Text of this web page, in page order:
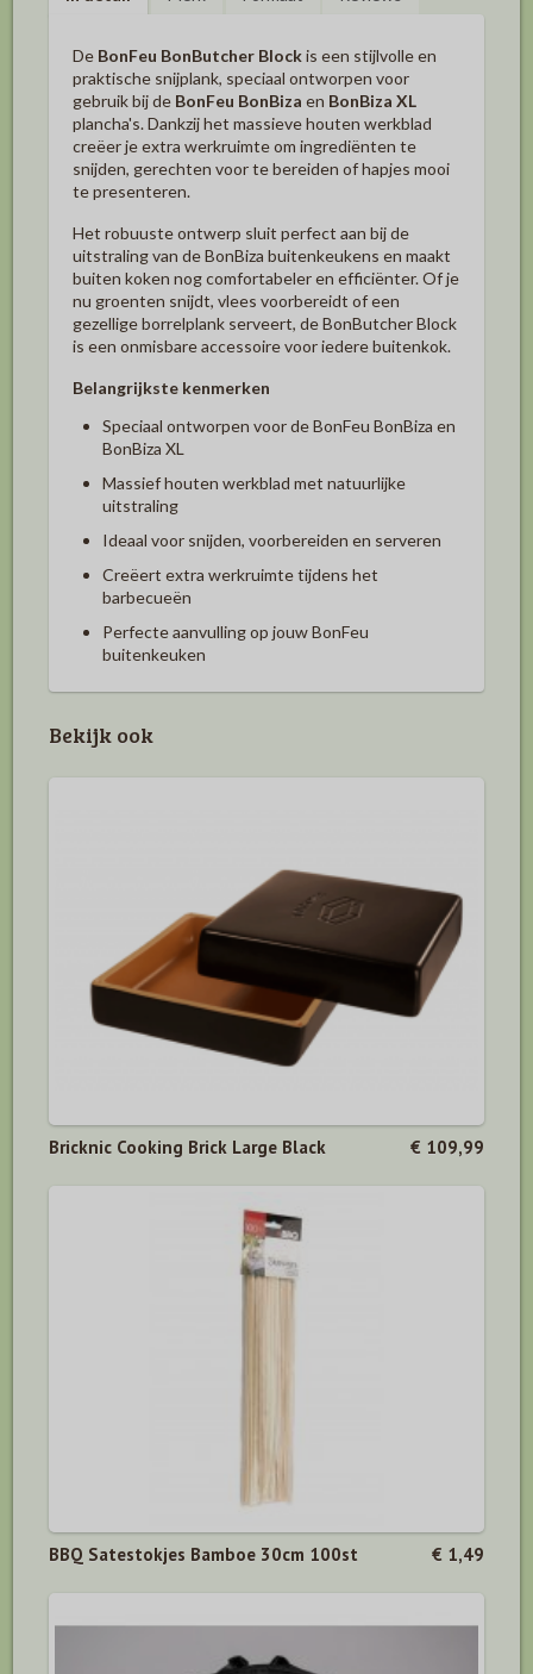
De BonFeu BonButcher Blockis een stijlvolle en
praktische snijplank, speciaal ontworpen voor
gebruik bij de BonFeu BonBiza en BonBiza XL
plancha's. Dankzij het massieve houten werkblad
creëer je extra werkruimte om ingrediënten te
snijden, gerechten voor te bereiden of hapjes mooi
te presenteren.
Het robuuste ontwerp sluit perfect aan bij de
uitstraling van de BonBiza buitenkeukens en maakt
buiten koken nog comfortabeler en efficiënter. Of je
nu groenten snijdt, vlees voorbereidt of een
gezellige borrelplank serveert, de BonButcher Block
is een onmisbare accessoire voor iedere buitenkok.
Belangrijkste kenmerken
Speciaal ontworpen voor de BonFeu BonBiza en
BonBiza XL
Massief houten werkblad met natuurlijke
uitstraling
Ideaal voor snijden, voorbereiden en serveren
Creëert extra werkruimte tijdens het
barbecueën
Perfecte aanvulling op jouw BonFeu
buitenkeuken
Bekijk ook
Bricknic Cooking Brick Large Black € 109,99
BBQ Satestokjes Bamboe 30cm 100st € 1,49